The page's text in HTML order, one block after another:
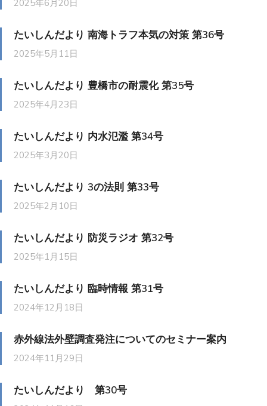
2025年6月20日
たいしんだより 南海トラフ本気の対策 第36号
2025年5月11日
たいしんだより 豊橋市の耐震化 第35号
2025年4月23日
たいしんだより 内水氾濫 第34号
2025年3月20日
たいしんだより 3の法則 第33号
2025年2月10日
たいしんだより 防災ラジオ 第32号
2025年1月15日
たいしんだより 臨時情報 第31号
2024年12月18日
赤外線法外壁調査発注についてのセミナー案内
2024年11月29日
たいしんだより 第30号